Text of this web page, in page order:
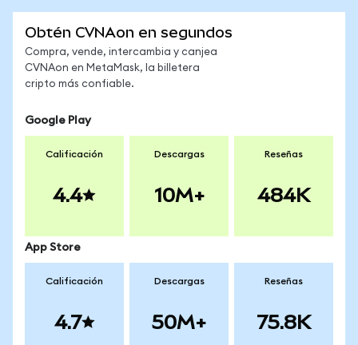
Obtén CVNAon en segundos
Compra, vende, intercambia y canjea
CVNAon en MetaMask, la billetera
cripto más confiable.
Google Play
Calificación
4.4
Descargas
10M+
Reseñas
484K
App Store
Calificación
4.7
Descargas
50M+
Reseñas
75.8K